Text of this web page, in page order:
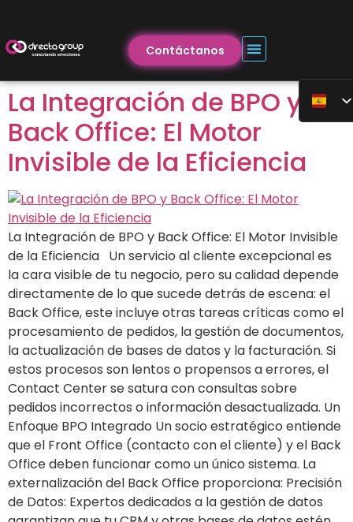
Contáctanos
La Integración de BPO y
Back Office: El Motor
Invisible de la Eficiencia
La Integración de BPO y Back Office: El Motor Invisible
de la Eficiencia Un servicio al cliente excepcional es
la cara visible de tu negocio, pero su calidad depende
directamente de lo que sucede detrás de escena: el
Back Office, este incluye otras tareas críticas como el
procesamiento de pedidos, la gestión de documentos,
la actualización de bases de datos y la facturación. Si
estos procesos son lentos o propensos a errores, el
Contact Center se satura con consultas sobre
pedidos incorrectos o información desactualizada. Un
Enfoque BPO Integrado Un socio estratégico entiende
que el Front Office (contacto con el cliente) y el Back
Office deben funcionar como un único sistema. La
externalización del Back Office proporciona: Precisión
de Datos: Expertos dedicados a la gestión de datos